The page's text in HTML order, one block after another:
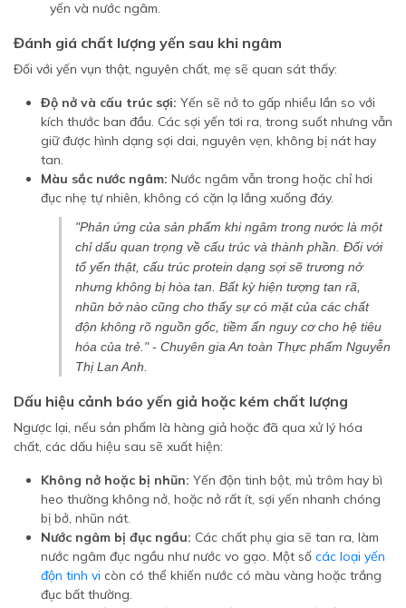
yến và nước ngâm.
Đánh giá chất lượng yến sau khi ngâm
Đối với yến vụn thật, nguyên chất, mẹ sẽ quan sát thấy:
Độ nở và cấu trúc sợi: Yến sẽ nở to gấp nhiều lần so với
kích thước ban đầu. Các sợi yến tơi ra, trong suốt nhưng vẫn
giữ được hình dạng sợi dai, nguyên vẹn, không bị nát hay
tan.
Màu sắc nước ngâm: Nước ngâm vẫn trong hoặc chỉ hơi
đục nhẹ tự nhiên, không có cặn lạ lắng xuống đáy.
"Phản ứng của sản phẩm khi ngâm trong nước là một
chỉ dấu quan trọng về cấu trúc và thành phần. Đối với
tổ yến thật, cấu trúc protein dạng sợi sẽ trương nở
nhưng không bị hòa tan. Bất kỳ hiện tượng tan rã,
nhũn bở nào cũng cho thấy sự có mặt của các chất
độn không rõ nguồn gốc, tiềm ẩn nguy cơ cho hệ tiêu
hóa của trẻ."- Chuyên gia An toàn Thực phẩm Nguyễn
Thị Lan Anh.
Dấu hiệu cảnh báo yến giả hoặc kém chất lượng
Ngược lại, nếu sản phẩm là hàng giả hoặc đã qua xử lý hóa
chất, các dấu hiệu sau sẽ xuất hiện:
Không nở hoặc bị nhũn: Yến độn tinh bột, mủ trôm hay bì
heo thường không nở, hoặc nở rất ít, sợi yến nhanh chóng
bị bở, nhũn nát.
Nước ngâm bị đục ngầu: Các chất phụ gia sẽ tan ra, làm
nước ngâm đục ngầu như nước vo gạo. Một số các loại yến
độn tinh vi còn có thể khiến nước có màu vàng hoặc trắng
đục bất thường.